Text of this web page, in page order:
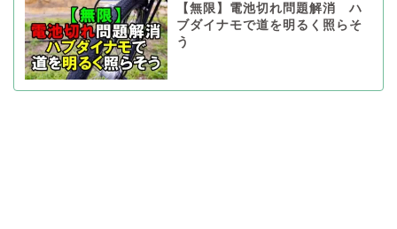
【無限】電池切れ問題解消 ハ
ブダイナモで道を明るく照らそ
う